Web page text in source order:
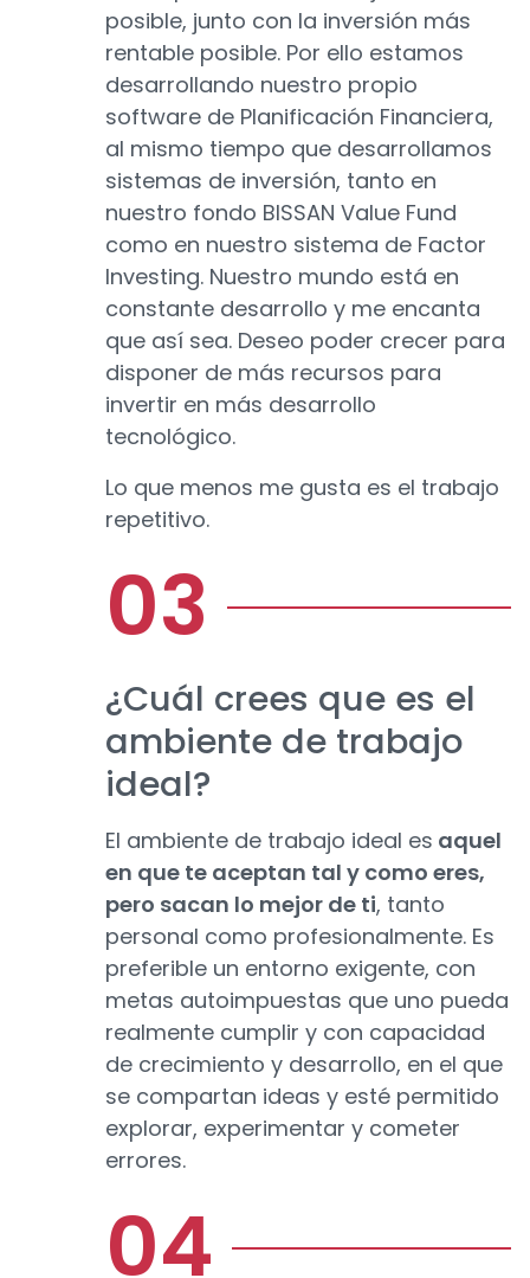
posible, junto con la inversión más
rentable posible. Por ello estamos
desarrollando nuestro propio
software de Planificación Financiera,
al mismo tiempo que desarrollamos
sistemas de inversión, tanto en
nuestro fondo BISSAN Value Fund
como en nuestro sistema de Factor
Investing. Nuestro mundo está en
constante desarrollo y me encanta
que así sea. Deseo poder crecer para
disponer de más recursos para
invertir en más desarrollo
tecnológico.
Lo que menos me gusta es el trabajo
repetitivo.
¿Cuál crees que es el
ambiente de trabajo
ideal?
El ambiente de trabajo ideal es aquel
en que te aceptan tal y como eres,
pero sacan lo mejor de ti, tanto
personal como profesionalmente. Es
preferible un entorno exigente, con
metas autoimpuestas que uno pueda
realmente cumplir y con capacidad
de crecimiento y desarrollo, en el que
se compartan ideas y esté permitido
explorar, experimentar y cometer
errores.